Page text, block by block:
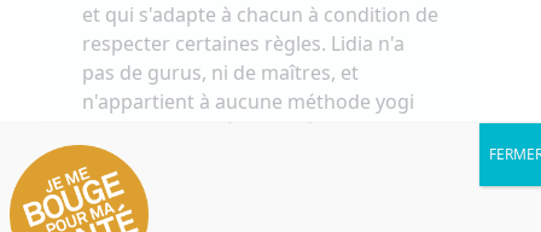
et qui s'adapte à chacun à condition de
respecter certaines règles. Lidia n'a
pas de gurus, ni de maîtres, et
n'appartient à aucune méthode yogi
en particulier, très inspirée par contre
par son premier enseignant Matthew
Sweeney , elle a créé a travers les
années son propre style. Inde-